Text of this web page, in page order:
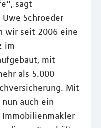
sagt
Schroeder-
wir seit 2006 eine
im
mit
als 5.000
Mit
auch ein
Immobilienmakler